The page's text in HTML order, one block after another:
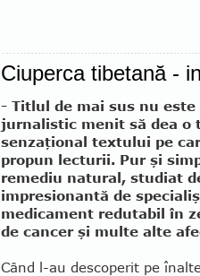
Ciuperca tibetană -
- Titlul de mai sus nu
jurnalistic menit să dea o
senzaţional textului pe
propun lecturii. Pur şi
remediu natural, studiat
impresionantă de
medicament redutabil în
de cancer şi multe alte
Când l-au descoperit pe